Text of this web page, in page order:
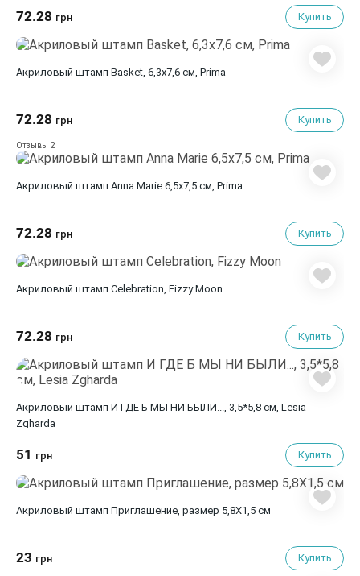
72.28 грн Купить
Акриловый штамп Basket, 6,3х7,6 см, Prima
72.28 грн Купить
Отзывы 2
Акриловый штамп Anna Marie 6,5x7,5 см, Prima
72.28 грн Купить
Акриловый штамп Celebration, Fizzy Moon
72.28 грн Купить
Акриловый штамп И ГДЕ Б МЫ НИ БЫЛИ..., 3,5*5,8 см, Lesia
Zgharda
51 грн Купить
Акриловый штамп Приглашение, размер 5,8X1,5 см
23 грн Купить